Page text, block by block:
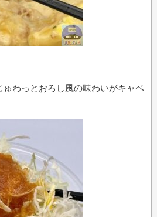
ゅわっとおろし風の味わいがキャベ